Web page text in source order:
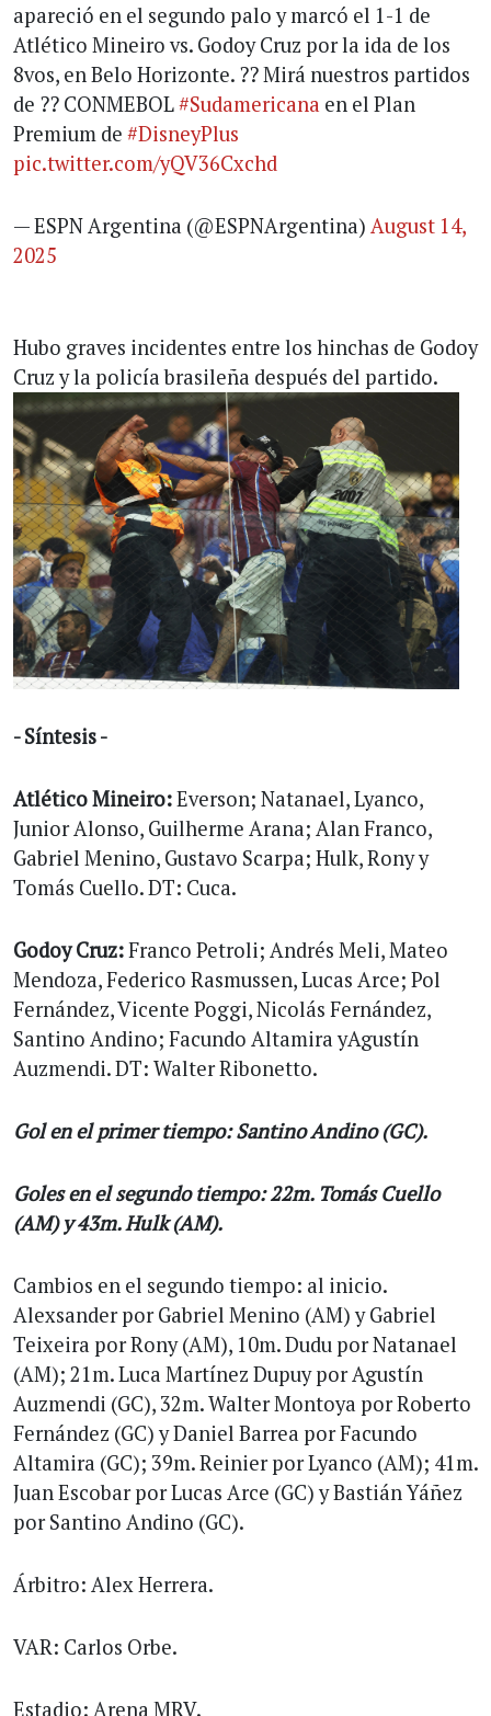
apareció en el segundo palo y marcó el 1-1 de
Atlético Mineiro vs. Godoy Cruz por la ida de los
8vos, en Belo Horizonte. ?? Mirá nuestros partidos
de ?? CONMEBOL#Sudamericana en el Plan
Premium de #DisneyPlus
pic.twitter.com/yQV36Cxchd
— ESPN Argentina (@ESPNArgentina) August 14,
2025
Hubo graves incidentes entre los hinchas de Godoy
Cruz y la policía brasileña después del partido.
- Síntesis -
Atlético Mineiro:Everson; Natanael, Lyanco,
Junior Alonso, Guilherme Arana; Alan Franco,
Gabriel Menino, Gustavo Scarpa; Hulk, Rony y
Tomás Cuello. DT: Cuca.
Godoy Cruz:Franco Petroli; Andrés Meli, Mateo
Mendoza, Federico Rasmussen, Lucas Arce; Pol
Fernández, Vicente Poggi, Nicolás Fernández,
Santino Andino; Facundo Altamira yAgustín
Auzmendi. DT: Walter Ribonetto.
Gol en el primer tiempo: Santino Andino (GC).
Goles en el segundo tiempo: 22m. Tomás Cuello
(AM) y 43m. Hulk (AM).
Cambios en el segundo tiempo: al inicio.
Alexsander por Gabriel Menino (AM) y Gabriel
Teixeira por Rony (AM), 10m. Dudu por Natanael
(AM); 21m. Luca Martínez Dupuy por Agustín
Auzmendi (GC), 32m. Walter Montoya por Roberto
Fernández (GC) y Daniel Barrea por Facundo
Altamira (GC); 39m. Reinier por Lyanco (AM); 41m.
Juan Escobar por Lucas Arce (GC) y Bastián Yáñez
por Santino Andino (GC).
Árbitro: Alex Herrera.
VAR: Carlos Orbe.
Estadio: Arena MRV.